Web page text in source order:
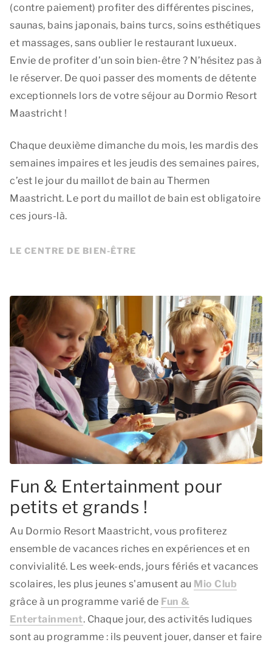
(contre paiement) profiter des différentes piscines,
saunas, bains japonais, bains turcs, soins esthétiques
et massages, sans oublier le restaurant luxueux.
Envie de profiter d’un soin bien-être ? N’hésitez pas à
le réserver. De quoi passer des moments de détente
exceptionnels lors de votre séjour au Dormio Resort
Maastricht !
Chaque deuxième dimanche du mois, les mardis des
semaines impaires et les jeudis des semaines paires,
c’est le jour du maillot de bain au Thermen
Maastricht. Le port du maillot de bain est obligatoire
ces jours-là.
LE CENTRE DE BIEN-ÊTRE
Fun & Entertainment pour
petits et grands !
Au Dormio Resort Maastricht, vous profiterez
ensemble de vacances riches en expériences et en
convivialité. Les week-ends, jours fériés et vacances
scolaires, les plus jeunes s'amusent au Mio Club
grâce à un programme varié de Fun &
Entertainment. Chaque jour, des activités ludiques
sont au programme : ils peuvent jouer, danser et faire